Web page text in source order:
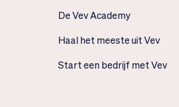
De Vev Academy
Haal het meeste uit Vev
Start een bedrijf met Vev